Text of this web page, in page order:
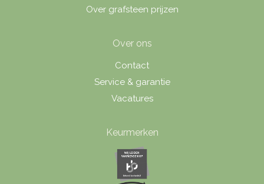
Over grafsteen prijzen
Over ons
Contact
Service & garantie
Vacatures
Keurmerken